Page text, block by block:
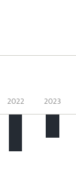
2022 2023